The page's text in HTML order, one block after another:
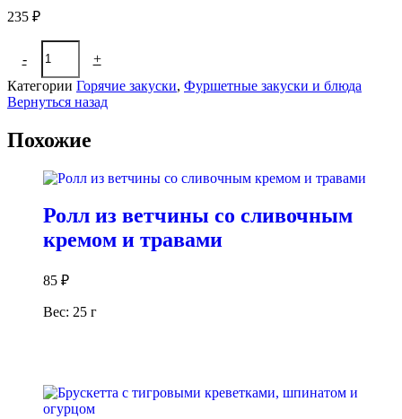
235 ₽
-
Количество
товара
Тефтели
по-
итальянски
шпажках
+
Категории Горячие закуски, Фуршетные закуски и блюда
Вернуться назад
Похожие
Ролл из ветчины со сливочным
кремом и травами
85 ₽
Вес: 25 г